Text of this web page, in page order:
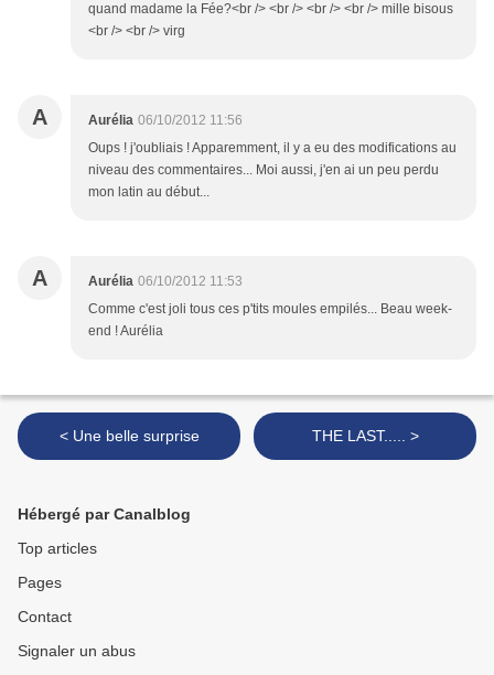
quand madame la Fée?<br /> <br /> <br /> <br /> mille bisous
<br /> <br /> virg
A Aurélia 06/10/2012 11:56
Oups ! j'oubliais ! Apparemment, il y a eu des modifications au
niveau des commentaires... Moi aussi, j'en ai un peu perdu
mon latin au début...
A Aurélia 06/10/2012 11:53
Comme c'est joli tous ces p'tits moules empilés... Beau week-
end ! Aurélia
< Une belle surprise THE LAST..... >
Hébergé par Canalblog
Top articles
Pages
Contact
Signaler un abus